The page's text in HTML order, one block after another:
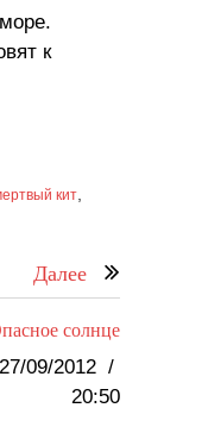
к
кит
Далее
солнце
27/09/2012 /
20:50